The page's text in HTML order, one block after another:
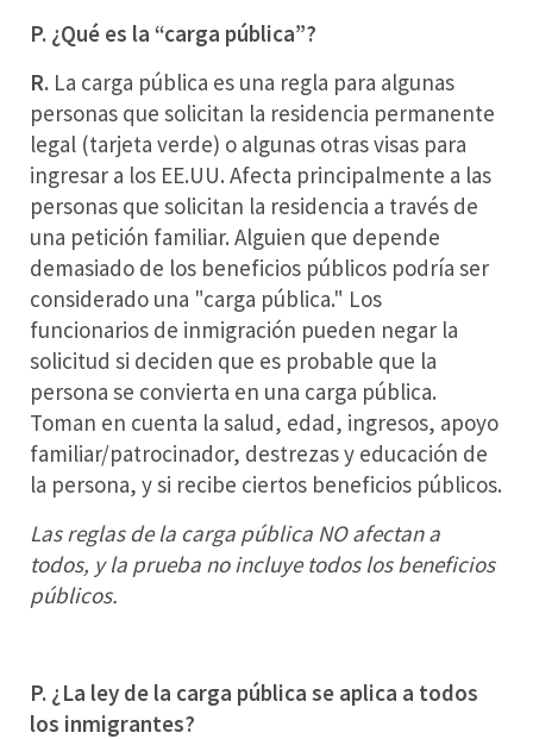
P. ¿Qué es la “carga pública”?
R. La carga pública es una regla para algunas
personas que solicitan la residencia permanente
legal (tarjeta verde) o algunas otras visas para
ingresar a los EE.UU. Afecta principalmente a las
personas que solicitan la residencia a través de
una petición familiar. Alguien que depende
demasiado de los beneficios públicos podría ser
considerado una "carga pública." Los
funcionarios de inmigración pueden negar la
solicitud si deciden que es probable que la
persona se convierta en una carga pública.
Toman en cuenta la salud, edad, ingresos, apoyo
familiar/patrocinador, destrezas y educación de
la persona, y si recibe ciertos beneficios públicos.
Las reglas de la carga pública NO afectan a
todos, y la prueba no incluye todos los beneficios
públicos.
P. ¿La ley de la carga pública se aplica a todos
los inmigrantes?